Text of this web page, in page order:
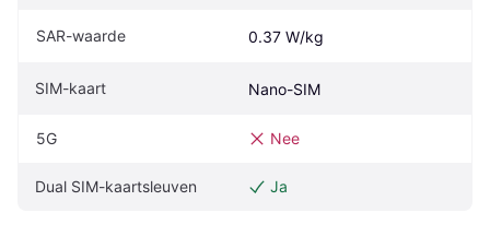
SAR-waarde 0.37 W/kg
SIM-kaart Nano-SIM
5G Nee
Dual SIM-kaartsleuven Ja